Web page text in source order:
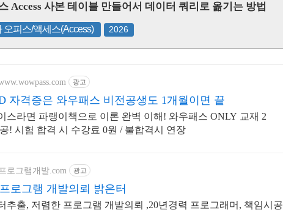
Access 사본 테이블 만들어서 데이터 쿼리로 옮기는 방법
오피스/액세스(Access) 2026
광고
자격증은 와우패스 비전공생도 1개월이면 끝
스라면 파랭이책으로 이론 완벽 이해! 와우패스 ONLY 교재 2
! 시험 합격 시 수강료 0원 / 불합격시 연장
로그램개발.com 광고
로그램 개발의뢰 밝은터
추출, 저렴한 프로그램 개발의뢰 ,20년경력 프로그래머, 책임시공